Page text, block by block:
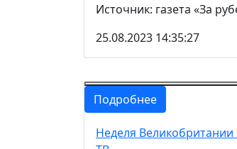
Источник: газета «За
25.08.2023 14:35:27
Подробнее
Неделя Великобритании